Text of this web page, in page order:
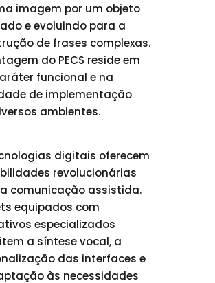
imagem por um objeto
e evoluindo para a
de frases complexas.
do PECS reside em
funcional e na
de implementação
ambientes.
digitais oferecem
revolucionárias
comunicação assistida.
equipados com
especializados
a síntese vocal, a
das interfaces e
às necessidades